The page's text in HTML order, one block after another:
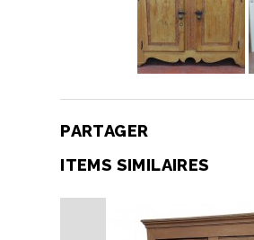
PARTAGER
ITEMS SIMILAIRES